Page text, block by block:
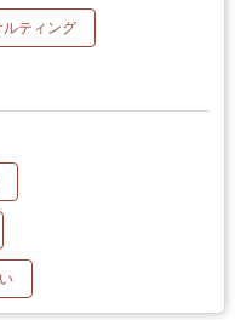
ティング